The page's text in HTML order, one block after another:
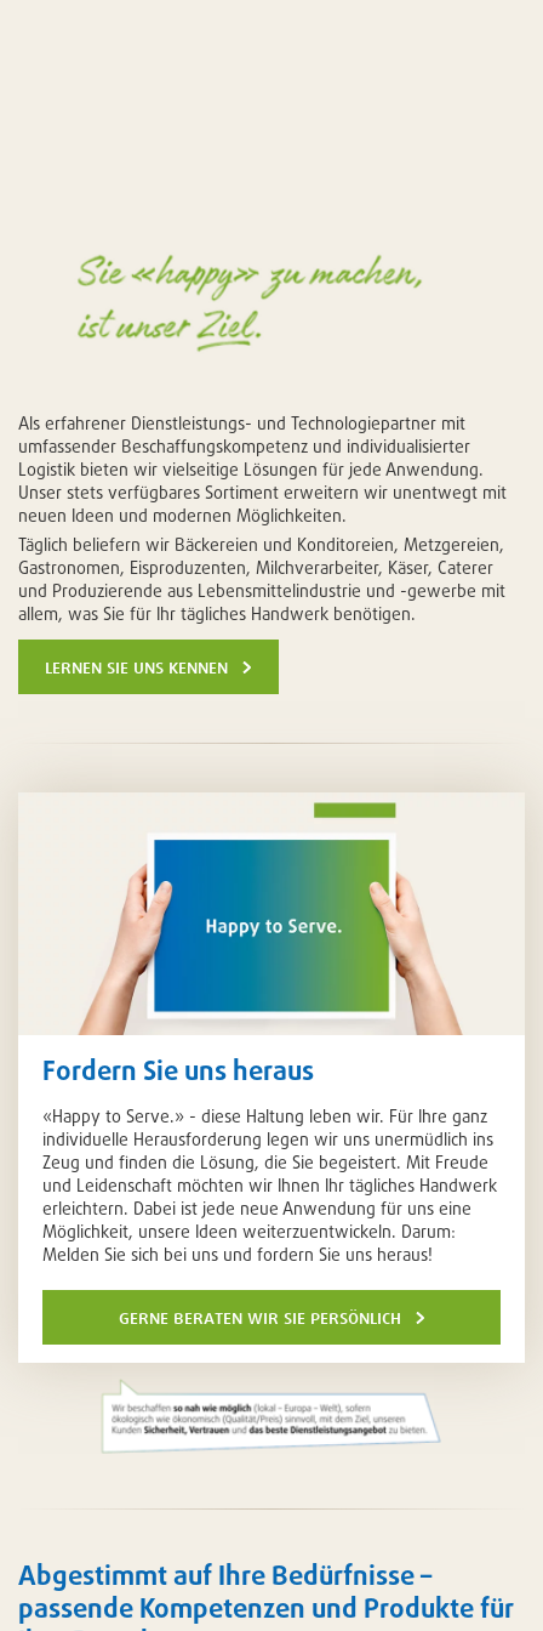
Als erfahrener Dienstleistungs- und Technologiepartner mit
umfassender Beschaffungskompetenz und individualisierter
Logistik bieten wir vielseitige Lösungen für jede Anwendung.
Unser stets verfügbares Sortiment erweitern wir unentwegt mit
neuen Ideen und modernen Möglichkeiten.
Täglich beliefern wir Bäckereien und Konditoreien, Metzgereien,
Gastronomen, Eisproduzenten, Milchverarbeiter, Käser, Caterer
und Produzierende aus Lebensmittelindustrie und -gewerbe mit
allem, was Sie für Ihr tägliches Handwerk benötigen.
lernen sie uns kennen
Fordern Sie uns heraus
«Happy to Serve.» - diese Haltung leben wir. Für Ihre ganz
individuelle Herausforderung legen wir uns unermüdlich ins
Zeug und finden die Lösung, die Sie begeistert. Mit Freude
und Leidenschaft möchten wir Ihnen Ihr tägliches Handwerk
erleichtern. Dabei ist jede neue Anwendung für uns eine
Möglichkeit, unsere Ideen weiterzuentwickeln. Darum:
Melden Sie sich bei uns und fordern Sie uns heraus!
gerne beraten wir sie persönlich
Abgestimmt auf Ihre Bedürfnisse –
passende Kompetenzen und Produkte für